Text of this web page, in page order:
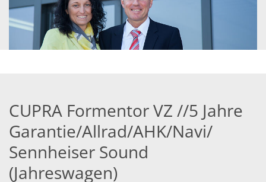
CUPRA Formentor VZ //5 Jahre
Garantie/Allrad/AHK/Navi/
Sennheiser Sound
(Jahreswagen)